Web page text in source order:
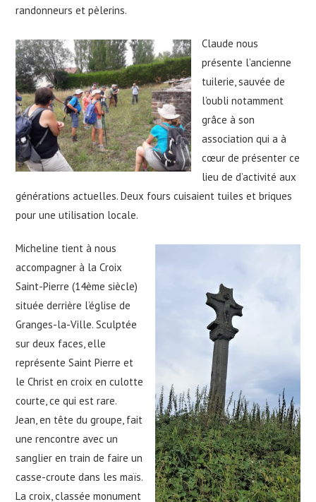
randonneurs et pèlerins.
Claude nous
présente l’ancienne
tuilerie, sauvée de
l’oubli notamment
grâce à son
association qui a à
cœur de présenter ce
lieu de d’activité aux
générations actuelles. Deux fours cuisaient tuiles et briques
pour une utilisation locale.
Micheline tient à nous
accompagner à la Croix
Saint-Pierre (14ème siècle)
située derrière l’église de
Granges-la-Ville. Sculptée
sur deux faces, elle
représente Saint Pierre et
le Christ en croix en culotte
courte, ce qui est rare.
Jean, en tête du groupe, fait
une rencontre avec un
sanglier en train de faire un
casse-croute dans les maïs.
La croix, classée monument